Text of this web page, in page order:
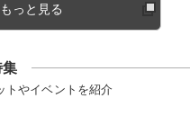
っと見る
集
トやイベントを紹介